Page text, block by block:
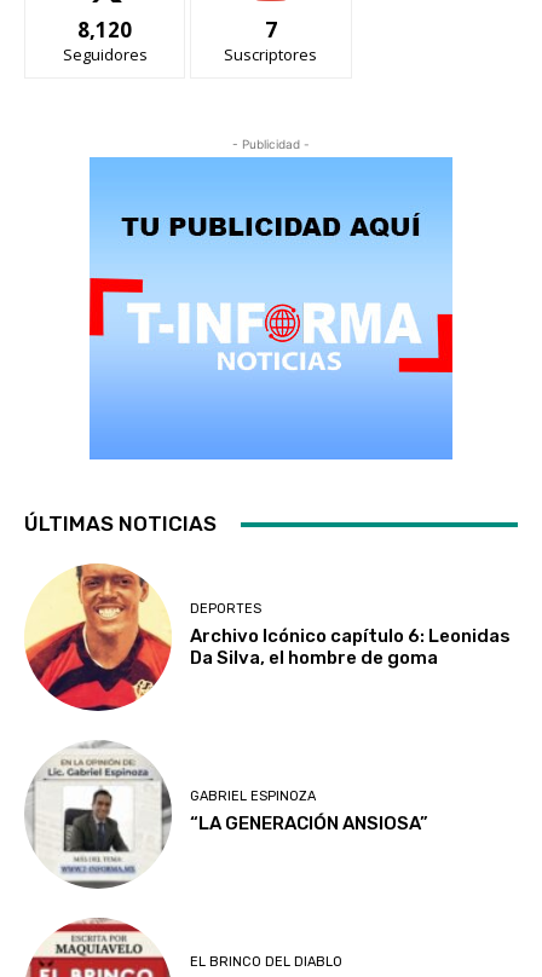
8,120
Seguidores
7
Suscriptores
- Publicidad -
ÚLTIMAS NOTICIAS
DEPORTES
Archivo Icónico capítulo 6: Leonidas
Da Silva, el hombre de goma
GABRIEL ESPINOZA
“LA GENERACIÓN ANSIOSA”
EL BRINCO DEL DIABLO